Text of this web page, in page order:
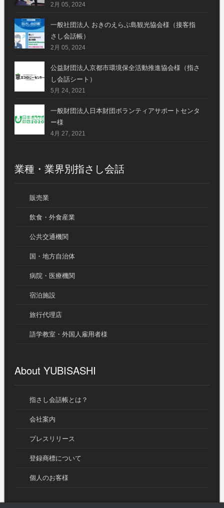
2月 05, 2024
一般社団法人 おきのえらぶ島観光協会様（接客指
さし会話帳）
2月 05, 2024
公益財団法人京都市環境保全活動推進協会様（指さ
し会話シート）
5月 24, 2021
一般財団法人日本財団ボランティアサポートセンタ
ー様
4月 27, 2021
業種・業界別指さし会話
販売業
飲食・外食産業
公共交通機関
国・地方自治体
病院・医療機関
宿泊施設
旅行代理店
語学教室・外国人雇用者様
About YUBISASHI
指さし会話帳とは？
会社案内
プレスリリース
登録商標について
個人のお客様